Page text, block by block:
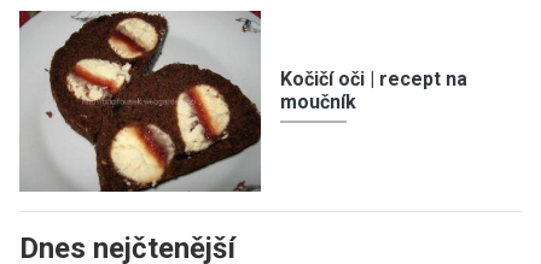
Kočičí oči | recept na
moučník
Dnes nejčtenější